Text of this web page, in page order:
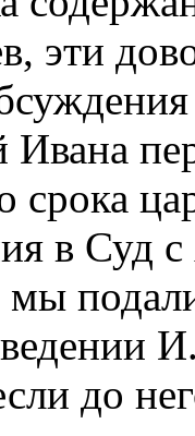
эти
Ивана
срока
в Суд с
до